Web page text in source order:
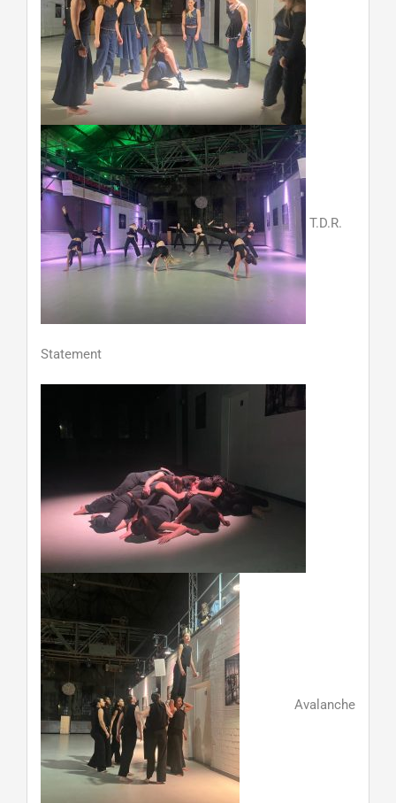
T.D.R.
Statement
Avalanche